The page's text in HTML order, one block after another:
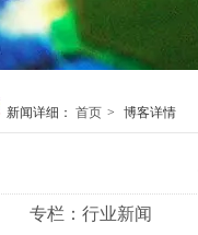
新闻详细： 首页 > 博客详情
专栏： 行业新闻